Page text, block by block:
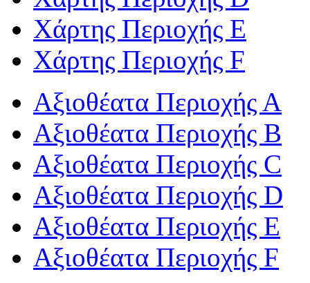
Χάρτης Περιοχής Ε
Χάρτης Περιοχής F
Αξιοθέατα Περιοχής Α
Αξιοθέατα Περιοχής Β
Αξιοθέατα Περιοχής C
Αξιοθέατα Περιοχής D
Αξιοθέατα Περιοχής Ε
Αξιοθέατα Περιοχής F